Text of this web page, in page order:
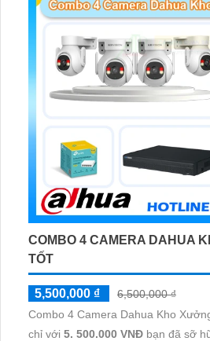
COMBO 4 CAMERA DAHUA
TỐT
5,500,000 ₫
6,500,000 ₫
Combo 4 Camera Dahua Kho
chỉ với 5. 500.000 VNĐ bạn đã sỡ